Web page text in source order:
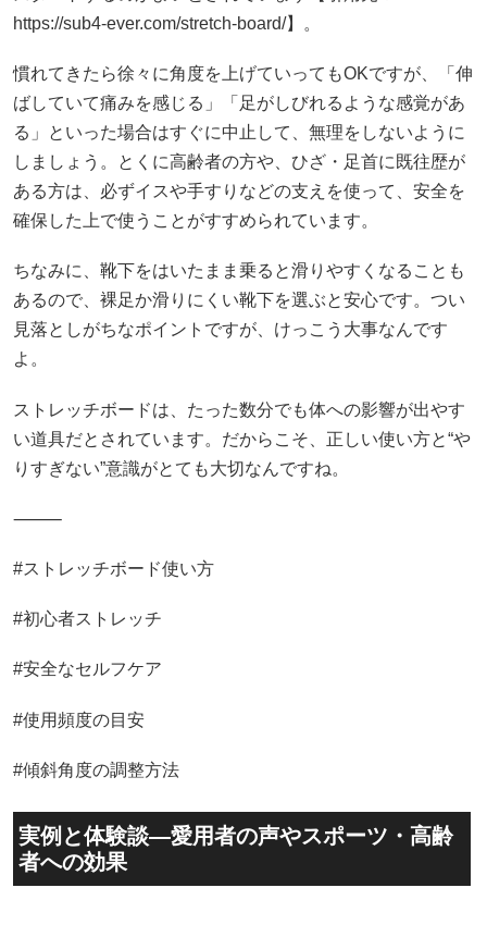
https://sub4-ever.com/stretch-board/】。
慣れてきたら徐々に角度を上げていってもOKですが、「伸
ばしていて痛みを感じる」「足がしびれるような感覚があ
る」といった場合はすぐに中止して、無理をしないように
しましょう。とくに高齢者の方や、ひざ・足首に既往歴が
ある方は、必ずイスや手すりなどの支えを使って、安全を
確保した上で使うことがすすめられています。
ちなみに、靴下をはいたまま乗ると滑りやすくなることも
あるので、裸足か滑りにくい靴下を選ぶと安心です。つい
見落としがちなポイントですが、けっこう大事なんです
よ。
ストレッチボードは、たった数分でも体への影響が出やす
い道具だとされています。だからこそ、正しい使い方と“や
りすぎない”意識がとても大切なんですね。
⸻
#ストレッチボード使い方
#初心者ストレッチ
#安全なセルフケア
#使用頻度の目安
#傾斜角度の調整方法
実例と体験談—愛用者の声やスポーツ・高齢
者への効果